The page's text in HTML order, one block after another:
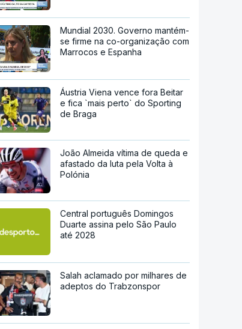
Mundial 2030. Governo mantém-
se firme na co-organização com
Marrocos e Espanha
Áustria Viena vence fora Beitar
e fica `mais perto` do Sporting
de Braga
João Almeida vítima de queda e
afastado da luta pela Volta à
Polónia
Central português Domingos
Duarte assina pelo São Paulo
até 2028
Salah aclamado por milhares de
adeptos do Trabzonspor